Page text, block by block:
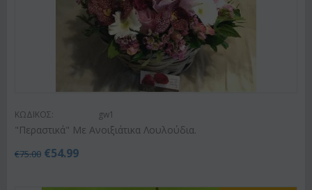
ΚΩΔΙΚΟΣ: gw1
"Περαστικά" Με Ανοιξιάτικα Λουλούδια.
€75.00 €54.99